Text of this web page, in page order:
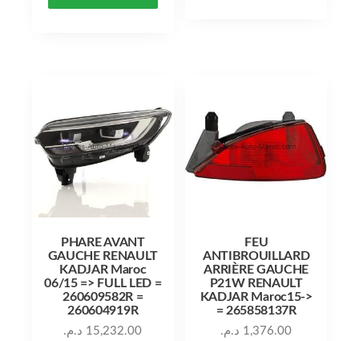
PHARE AVANT
GAUCHE RENAULT
KADJAR Maroc
06/15 => FULL LED =
260609582R =
260604919R
15,232.00 د.م.
FEU
ANTIBROUILLARD
ARRIÈRE GAUCHE
P21W RENAULT
KADJAR Maroc15->
= 265858137R
1,376.00 د.م.